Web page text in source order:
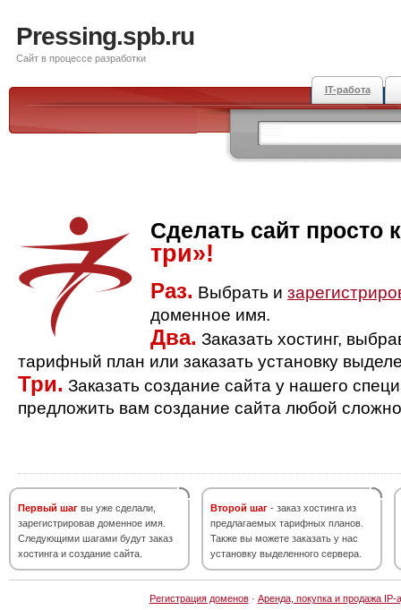
Pressing.spb.ru
Сайт в процессе разработки
IT-работа
Сделать сайт просто
три»!
Раз. Выбрать и
доменное имя.
Два. Заказать хостинг,
тарифный план или заказать установку
Три. Заказать создание сайта у нашего
предложить вам создание сайта любой
Первый шаг вы уже сделали,
зарегистрировав доменное имя.
Следующими шагами будут заказ
хостинга и создание сайта.
Второй шаг - заказ хостинга из
предлагаемых тарифных планов.
Также вы можете заказать у нас
установку выделенного сервера.
Регистрация доменов· Аренда, покупка и продажа IP-